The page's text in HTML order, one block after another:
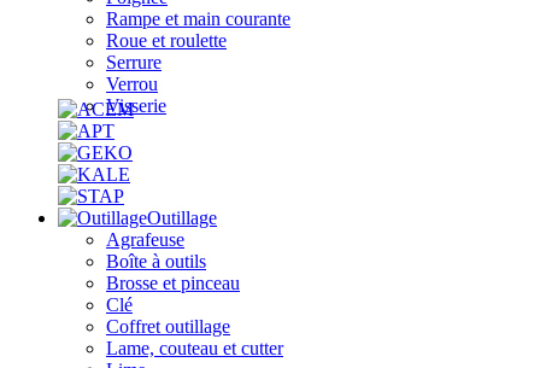
Rampe et main courante
Roue et roulette
Serrure
Verrou
Visserie
Outillage
Agrafeuse
Boîte à outils
Brosse et pinceau
Clé
Coffret outillage
Lame, couteau et cutter